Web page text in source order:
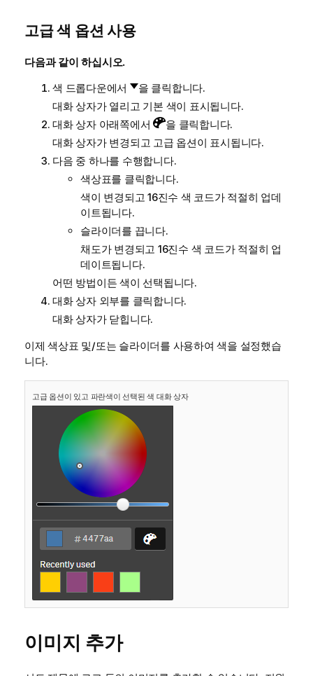
고급 색 옵션 사용
다음과 같이 하십시오.
색 드롭다운에서
을 클릭합니다.
대화 상자가 열리고 기본 색이 표시됩니다.
대화 상자 아래쪽에서
을 클릭합니다.
대화 상자가 변경되고 고급 옵션이 표시됩니다.
다음 중 하나를 수행합니다.
색상표를 클릭합니다.
색이 변경되고 16진수 색 코드가 적절히 업데
이트됩니다.
슬라이더를 끕니다.
채도가 변경되고 16진수 색 코드가 적절히 업
데이트됩니다.
어떤 방법이든 색이 선택됩니다.
대화 상자 외부를 클릭합니다.
대화 상자가 닫힙니다.
이제 색상표 및/또는 슬라이더를 사용하여 색을 설정했습
니다.
고급 옵션이 있고 파란색이 선택된 색 대화 상자
이미지 추가